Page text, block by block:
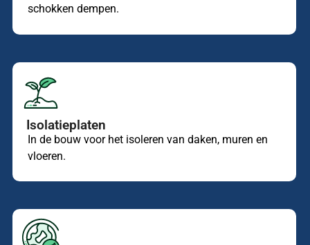
schokken dempen.
Isolatieplaten
In de bouw voor het isoleren van daken, muren en
vloeren.